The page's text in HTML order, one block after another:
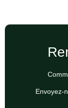
Envoyez-